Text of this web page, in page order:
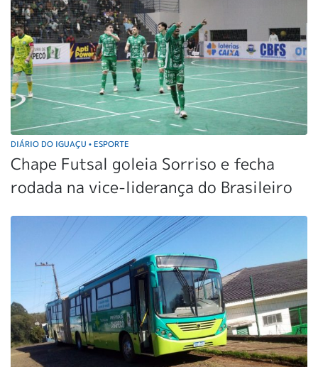
DIÁRIO DO IGUAÇU • ESPORTE
Chape Futsal goleia Sorriso e fecha
rodada na vice-liderança do Brasileiro